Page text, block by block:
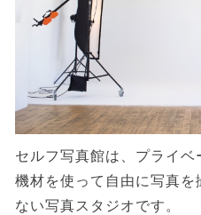
セルフ写真館は、プライ
機材を使って自由に写真
ない写真スタジオです。